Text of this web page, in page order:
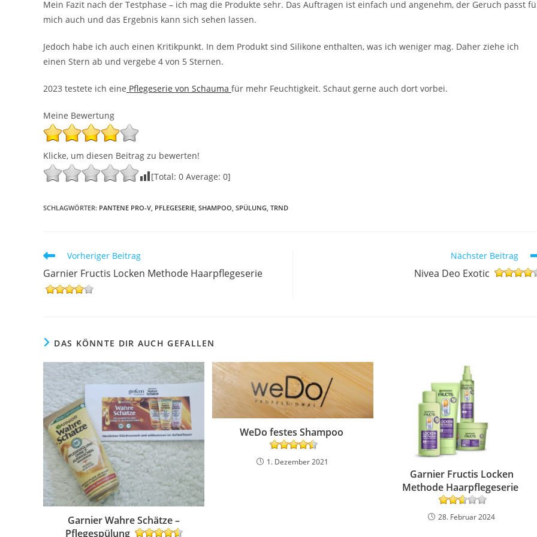
Mein Fazit nach der Testphase – ich mag die Produkte sehr. Das Auftragen ist einfach und angenehm, der Geruch passt
mich auch und das Ergebnis kann sich sehen lassen.
Jedoch habe ich auch einen Kritikpunkt. In dem Produkt sind Silikone enthalten, was ich weniger mag. Daher ziehe ich
einen Stern ab und vergebe 4 von 5 Sternen.
2023 testete ich eine Pflegeserie von Schauma für mehr Feuchtigkeit. Schaut gerne auch dort vorbei.
Meine Bewertung
Klicke, um diesen Beitrag zu bewerten!
[Total: 0 Average: 0]
SCHLAGWÖRTER: PANTENE PRO-V, PFLEGESERIE, SHAMPOO, SPÜLUNG, TRND
Weitere
ansehen
Vorheriger Beitrag
Garnier Fructis Locken Methode Haarpflegeserie
Nächster Beitrag
Nivea Deo Exotic
DAS KÖNNTE DIR AUCH GEFALLEN
Garnier Wahre Schätze –
Pflegespülung
WeDo festes Shampoo
1. Dezember 2021
Garnier Fructis Locken
Methode Haarpflegeserie
28. Februar 2024